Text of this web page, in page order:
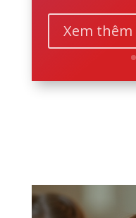
Xem thêm